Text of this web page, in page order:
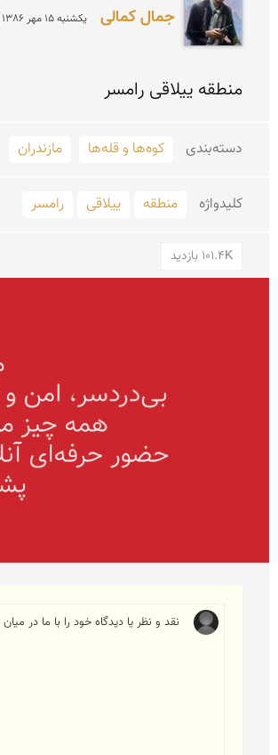
جمال کمالی يكشنبه 15 مهر 1386 | 19 سال پیش
منطقه ییلاقی رامسر
دسته‌بندی کوه‌ها و قله‌ها مازندران
کلید‌واژه منطقه ییلاقی رامسر
101.4K بازدید